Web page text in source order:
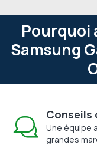
Pourquoi
Samsung
Conseils
Une équipe
grandes